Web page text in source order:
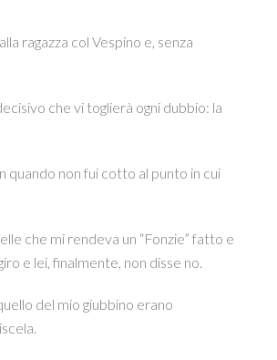
ragazza col Vespino e, senza
che vi toglierà ogni dubbio: la
quando non fui cotto al punto in cui
che mi rendeva un “Fonzie” fatto e
e lei, finalmente, non disse no.
del mio giubbino erano